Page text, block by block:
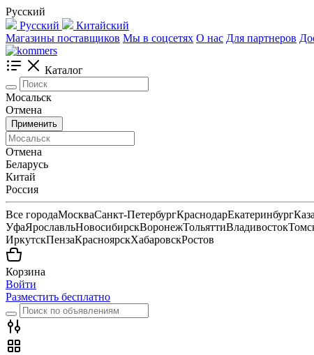
Русский
Русский
Китайский
Магазины поставщиков Мы в соцсетях О нас Для партнеров
Каталог
Мосальск
Отмена
Применить
Отмена
Беларусь
Китай
Россия
Все городаМоскваСанкт-ПетербургКраснодарЕкатеринбург
УфаЯрославльНовосибирскВоронежТольяттиВладивосток
ИркутскПензаКрасноярскХабаровскРостов
Корзина
Войти
Разместить бесплатно